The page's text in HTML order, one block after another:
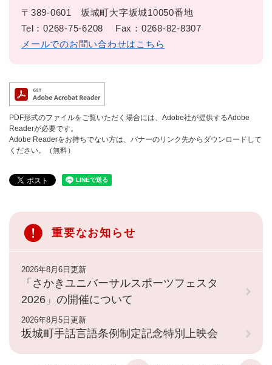
〒389-0601
坂城町大字坂城10050番地
Tel：0268-75-6208
Fax：0268-82-8307
メールでのお問い合わせはこちら
PDF形式のファイルをご覧いただく場合には、Adobe社が提供するAdobe
Readerが必要です。
Adobe Readerをお持ちでない方は、バナーのリンク先からダウンロードして
ください。（無料）
重要なお知らせ
2026年8月6日更新
「さかきユニバーサルスポーツフェスタ
2026」の開催について
2026年8月5日更新
坂城町手話言語条例制定記念特別上映会